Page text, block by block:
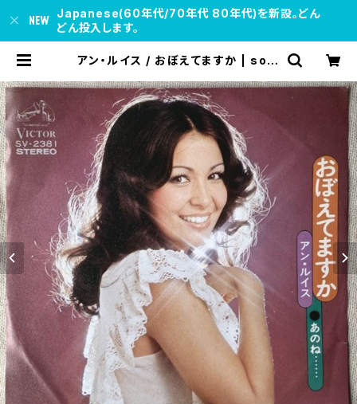
Japanese(60年代/70年代 80年代)を新設。どん
どん投入します。
アン・ルイス / おぼえてますか | soul